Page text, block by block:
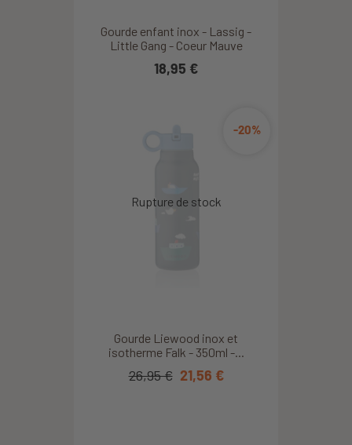
Gourde enfant inox - Lassig -
Little Gang - Coeur Mauve
18,95 €
Gourde Liewood inox et
isotherme Falk - 350ml -...
-20%
26,95 € 21,56 €